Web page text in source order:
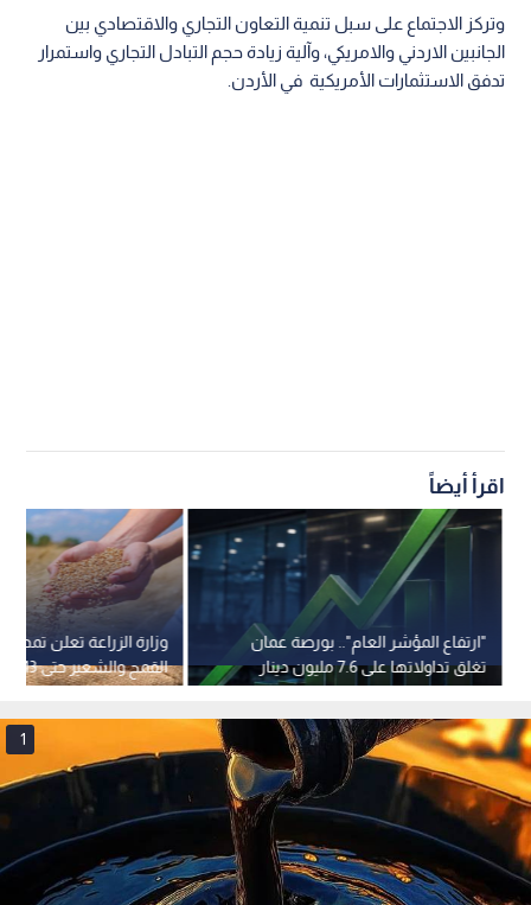
وتركز الاجتماع على سبل تنمية التعاون التجاري والاقتصادي بين
الجانبين الاردني والامريكي، وآلية زيادة حجم التبادل التجاري واستمرار
تدفق الاستثمارات الأمريكية في الأردن.
اقرأ أيضاً
وزارة الزراعة تعلن تمديد
القمح والشعير حتى 13 آب
"ارتفاع المؤشر العام".. بورصة عمان
تغلق تداولاتها على 7.6 مليون دينار
1